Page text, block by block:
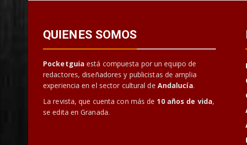
QUIENES SOMOS
Pocketguia está compuesta por un equipo de
redactores, diseñadores y publicistas de amplia
experiencia en el sector cultural de Andalucía.
La revista, que cuenta con más de 10 años de vida,
se edita en Granada.